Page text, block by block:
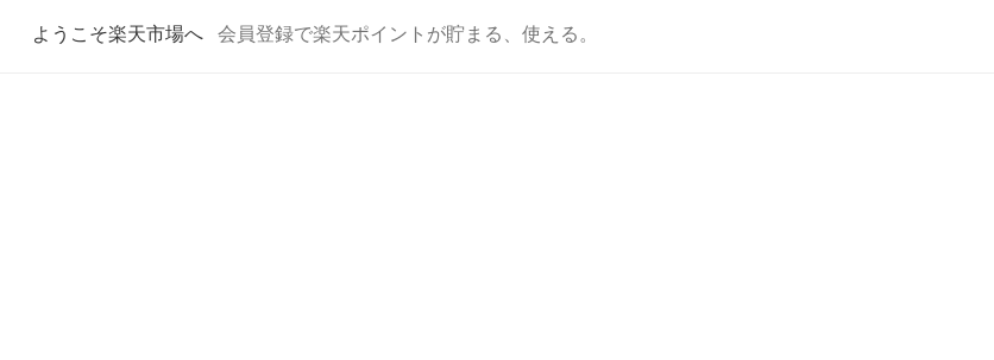
ようこそ楽天市場へ 会員登録で楽天ポイントが貯まる、使える。